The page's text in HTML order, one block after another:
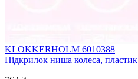
KLOKKERHOLM 6010388
Підкрилок ниша колеса, пластик